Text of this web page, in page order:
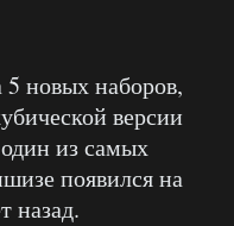
новых наборов,
версии
из самых
появился на
назад.